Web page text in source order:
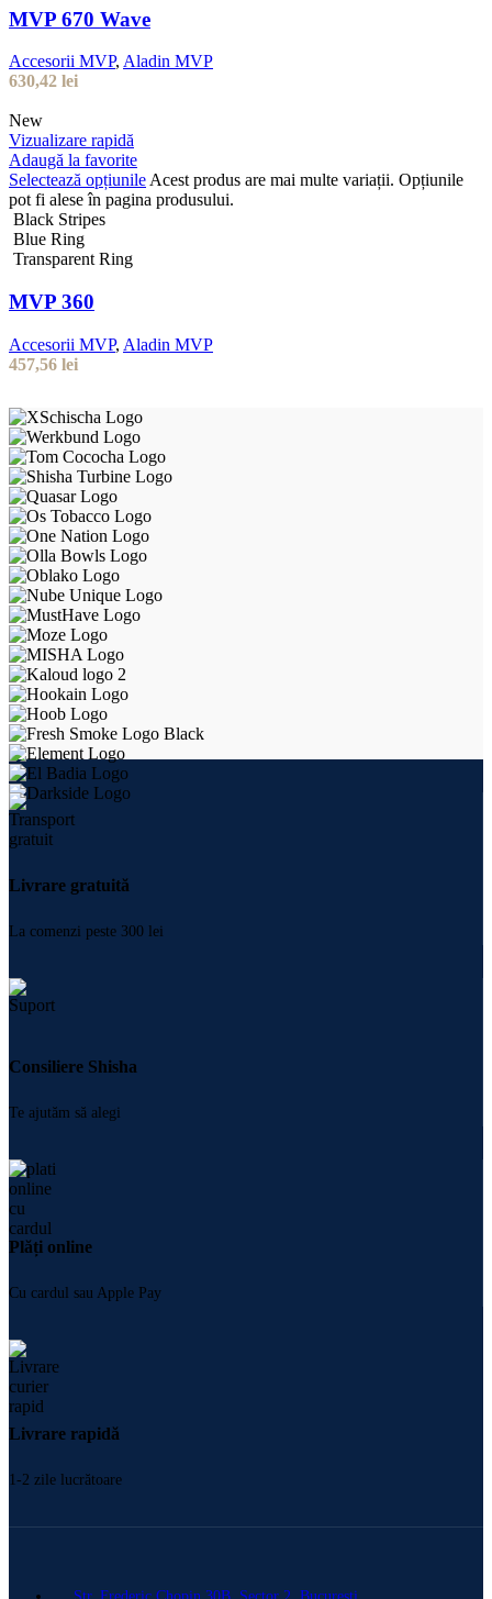
MVP 670 Wave
Accesorii MVP, Aladin MVP
630,42 lei
New
Vizualizare rapidă
Adaugă la favorite
Selectează opțiunile Acest produs are mai multe variații. Opțiunile
pot fi alese în pagina produsului.
Black Stripes
Blue Ring
Transparent Ring
MVP 360
Accesorii MVP, Aladin MVP
457,56 lei
Livrare gratuită
La comenzi peste 300 lei
Consiliere Shisha
Te ajutăm să alegi
Plăți online
Cu cardul sau Apple Pay
Livrare rapidă
1-2 zile lucrătoare